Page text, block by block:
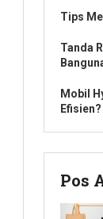
Tips
Tanda
Mobil
Efisien?
Pos